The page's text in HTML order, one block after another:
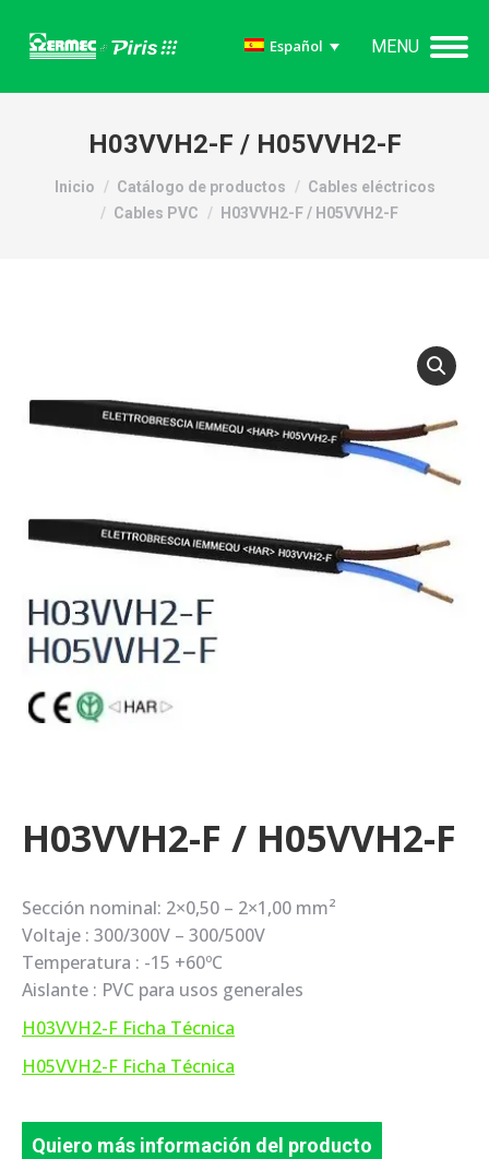
MENU
Español
H03VVH2-F / H05VVH2-F
Estás aquí:
Inicio Catálogo de productos
Cables eléctricos
Cables PVC
H03VVH2-F / H05VVH2-F
H03VVH2-F / H05VVH2-F
Sección nominal: 2×0,50 – 2×1,00 mm²
Voltaje : 300/300V – 300/500V
Temperatura : -15 +60ºC
Aislante : PVC para usos generales
H03VVH2-F Ficha Técnica
H05VVH2-F Ficha Técnica
Quiero más información del producto